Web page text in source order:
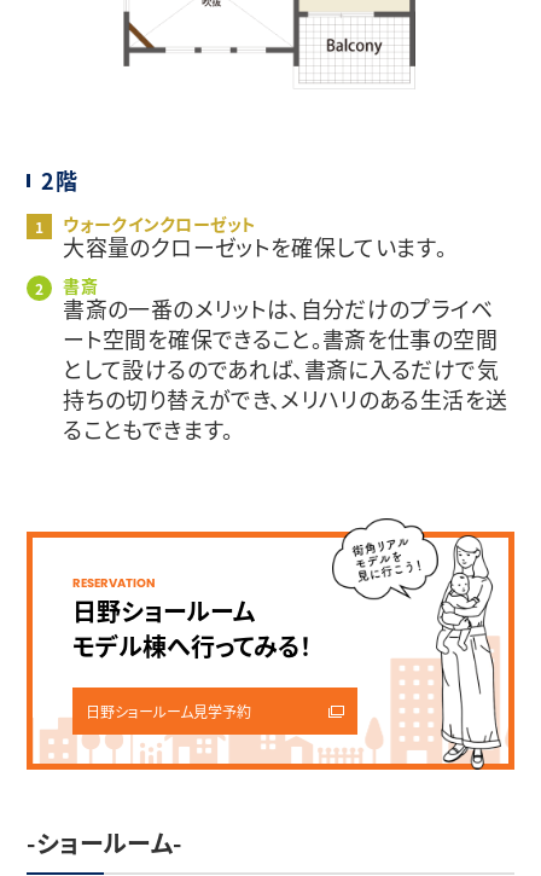
2階
ウォークインクローゼット
大容量のクローゼットを確保しています。
書斎
書斎の一番のメリットは、自分だけのプライベ
ート空間を確保できること。書斎を仕事の空間
として設けるのであれば、書斎に入るだけで気
持ちの切り替えができ、メリハリのある生活を送
ることもできます。
RESERVATION
日野ショールーム
モデル棟へ行ってみる！
日野ショールーム見学予約
-ショールーム-